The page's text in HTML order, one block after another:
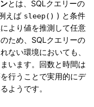
とは、SQLクエリーの
えば sleep() ) と条件
より値を推測して任意
ため、SQLクエリーの
ない環境においても、
います。回数と時間は
行うことで実用的にデ
ようです。